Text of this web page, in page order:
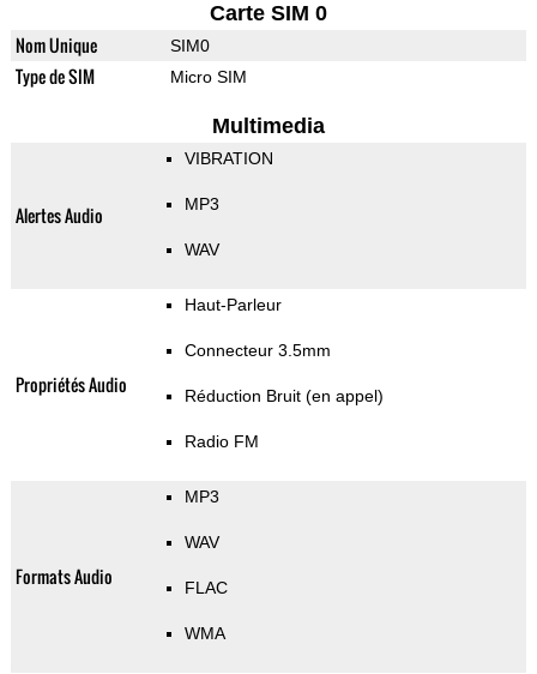
Carte SIM 0
Nom Unique SIM0
Type de SIM Micro SIM
Multimedia
Alertes Audio
VIBRATION
MP3
WAV
Propriétés Audio
Haut-Parleur
Connecteur 3.5mm
Réduction Bruit (en appel)
Radio FM
Formats Audio
MP3
WAV
FLAC
WMA